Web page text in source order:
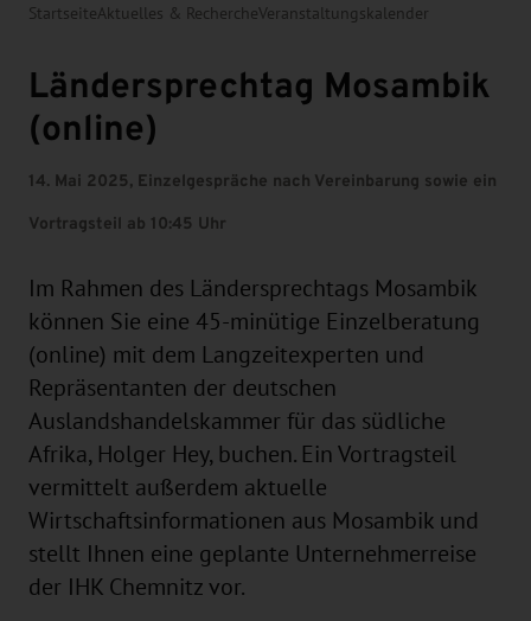
StartseiteAktuelles & RechercheVeranstaltungskalender
Ländersprechtag Mosambik
(online)
14. Mai 2025, Einzelgespräche nach Vereinbarung sowie ein
Vortragsteil ab 10:45 Uhr
Im Rahmen des Ländersprechtags Mosambik
können Sie eine 45-minütige Einzelberatung
(online) mit dem Langzeitexperten und
Repräsentanten der deutschen
Auslandshandelskammer für das südliche
Afrika, Holger Hey, buchen. Ein Vortragsteil
vermittelt außerdem aktuelle
Wirtschaftsinformationen aus Mosambik und
stellt Ihnen eine geplante Unternehmerreise
der IHK Chemnitz vor.